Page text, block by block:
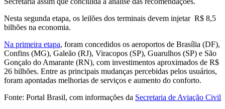
Nesta segunda etapa, os leilões dos terminais devem injetar R$ 8,5
bilhões na economia.
Na primeira etapa, foram concedidos os aeroportos de Brasília (DF),
Confins (MG), Galeão (RJ), Viracopos (SP), Guarulhos (SP) e São
Gonçalo do Amarante (RN), com investimentos aproximados de R$
26 bilhões. Entre as principais mudanças percebidas pelos usuários,
foram apontadas melhorias de serviços e aumento do conforto.
Fonte: Portal Brasil, com informações da Secretaria de Aviação Civil